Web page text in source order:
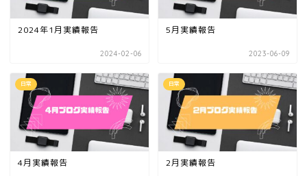
2024年1月実績報告
2024-02-06
5月実績報告
2023-06-09
日常
4月実績報告
日常
2月実績報告